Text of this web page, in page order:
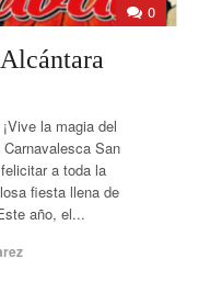
0
la magia del
San
a toda la
fiesta llena de
año, el...